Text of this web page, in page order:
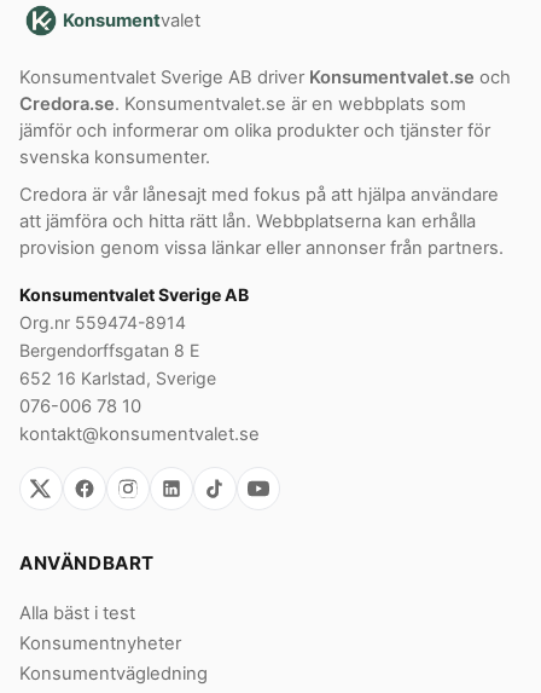
Konsumentvalet
Konsumentvalet Sverige AB driver Konsumentvalet.se och
Credora.se. Konsumentvalet.se är en webbplats som
jämför och informerar om olika produkter och tjänster för
svenska konsumenter.
Credora är vår lånesajt med fokus på att hjälpa användare
att jämföra och hitta rätt lån. Webbplatserna kan erhålla
provision genom vissa länkar eller annonser från partners.
Konsumentvalet Sverige AB
Org.nr 559474-8914
Bergendorffsgatan 8 E
652 16 Karlstad, Sverige
076-006 78 10
kontakt@konsumentvalet.se
ANVÄNDBART
Alla bäst i test
Konsumentnyheter
Konsumentvägledning